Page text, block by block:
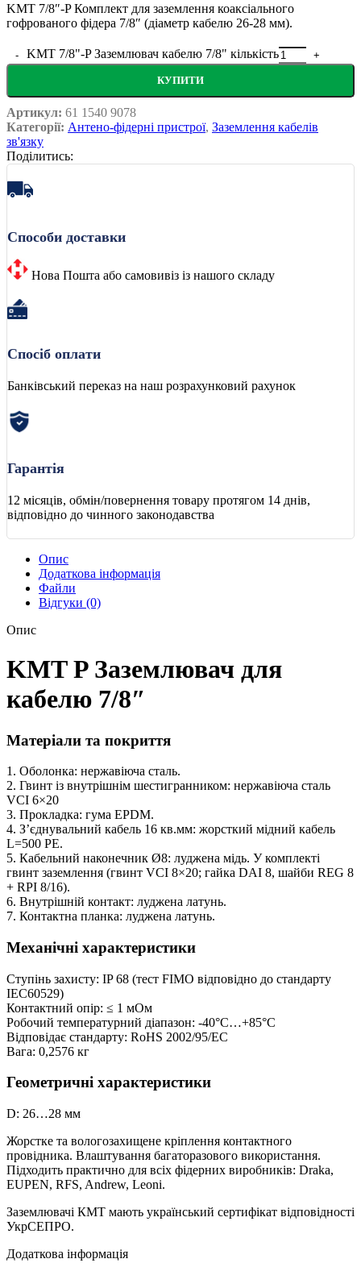
KMT 7/8″-P Комплект для заземлення коаксіального
гофрованого фідера 7/8″ (діаметр кабелю 26-28 мм).
KMT 7/8"-P Заземлювач кабелю 7/8" кількість
КУПИТИ
Артикул: 61 1540 9078
Категорії: Антено-фідерні пристрої, Заземлення кабелів
зв'язку
Поділитись:
Способи доставки
Нова Пошта або самовивіз із нашого складу
Спосіб оплати
Банківський переказ на наш розрахунковий рахунок
Гарантія
12 місяців, обмін/повернення товару протягом 14 днів,
відповідно до чинного законодавства
Опис
Додаткова інформація
Файли
Відгуки (0)
Опис
KMT P Заземлювач для
кабелю 7/8″
Матеріали та покриття
1. Оболонка: нержавіюча сталь.
2. Гвинт із внутрішнім шестигранником: нержавіюча сталь
VCI 6×20
3. Прокладка: гума EPDM.
4. З’єднувальний кабель 16 кв.мм: жорсткий мідний кабель
L=500 PE.
5. Кабельний наконечник Ø8: луджена мідь. У комплекті
гвинт заземлення (гвинт VCI 8×20; гайка DAI 8, шайби REG 8
+ RPI 8/16).
6. Внутрішній контакт: луджена латунь.
7. Контактна планка: луджена латунь.
Механічні характеристики
Ступінь захисту: IP 68 (тест FIMO відповідно до стандарту
IEC60529)
Контактний опір: ≤ 1 мОм
Робочий температурний діапазон: -40°C…+85°C
Відповідає стандарту: RoHS 2002/95/EC
Вага: 0,2576 кг
Геометричні характеристики
D: 26…28 мм
Жорстке та вологозахищене кріплення контактного
провідника. Влаштування багаторазового використання.
Підходить практично для всіх фідерних виробників: Draka,
EUPEN, RFS, Andrew, Leoni.
Заземлювачі КМТ мають український сертифікат відповідності
УкрСЕПРО.
Додаткова інформація